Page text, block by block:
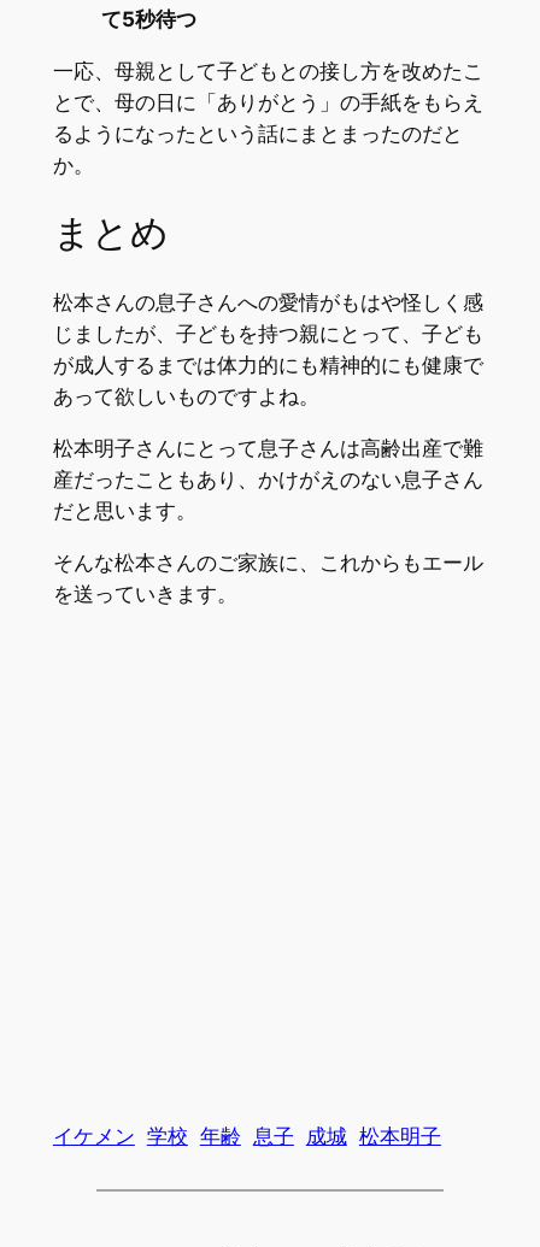
て5秒待つ
一応、母親として子どもとの接し方を改めたこ
とで、母の日に「ありがとう」の手紙をもらえ
るようになったという話にまとまったのだと
か。
まとめ
松本さんの息子さんへの愛情がもはや怪しく感
じましたが、子どもを持つ親にとって、子ども
が成人するまでは体力的にも精神的にも健康で
あって欲しいものですよね。
松本明子さんにとって息子さんは高齢出産で難
産だったこともあり、かけがえのない息子さん
だと思います。
そんな松本さんのご家族に、これからもエール
を送っていきます。
イケメン 学校 年齢 息子 成城 松本明子